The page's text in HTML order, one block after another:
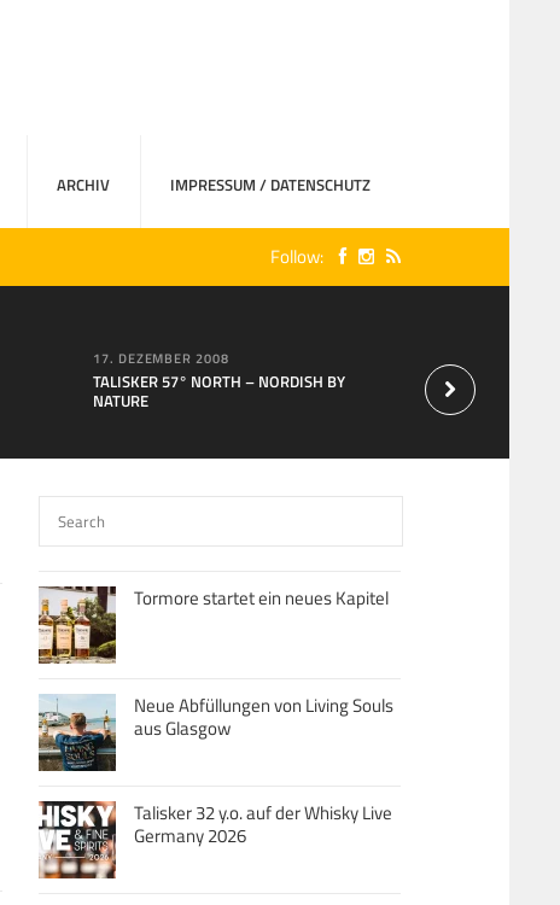
ARCHIV IMPRESSUM / DATENSCHUTZ
Follow:
17. DEZEMBER 2008
TALISKER 57° NORTH – NORDISH BY
NATURE
Neu bei MaxXium:
Tormore startet ein neues Kapitel
Neue Abfüllungen von Living Souls
aus Glasgow
Talisker 32 y.o. auf der Whisky Live
Germany 2026